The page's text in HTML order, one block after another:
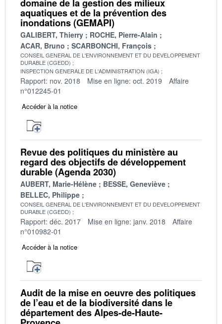
domaine de la gestion des milieux
aquatiques et de la prévention des
inondations (GEMAPI)
GALIBERT, Thierry
ROCHE, Pierre-Alain
ACAR, Bruno
SCARBONCHI, François
CONSEIL GENERAL DE L'ENVIRONNEMENT ET DU DEVELOPPEMENT
DURABLE (CGEDD)
INSPECTION GENERALE DE L'ADMINISTRATION (IGA)
Rapport: nov. 2018 Mise en ligne: oct. 2019
Affaire
n°012245-01
Accéder à la notice
Revue des politiques du ministère au
regard des objectifs de développement
durable (Agenda 2030)
AUBERT, Marie-Hélène
BESSE, Geneviève
BELLEC, Philippe
CONSEIL GENERAL DE L'ENVIRONNEMENT ET DU DEVELOPPEMENT
DURABLE (CGEDD)
Rapport: déc. 2017 Mise en ligne: janv. 2018
Affaire
n°010982-01
Accéder à la notice
Audit de la mise en oeuvre des politiques
de l’eau et de la biodiversité dans le
département des Alpes-de-Haute-